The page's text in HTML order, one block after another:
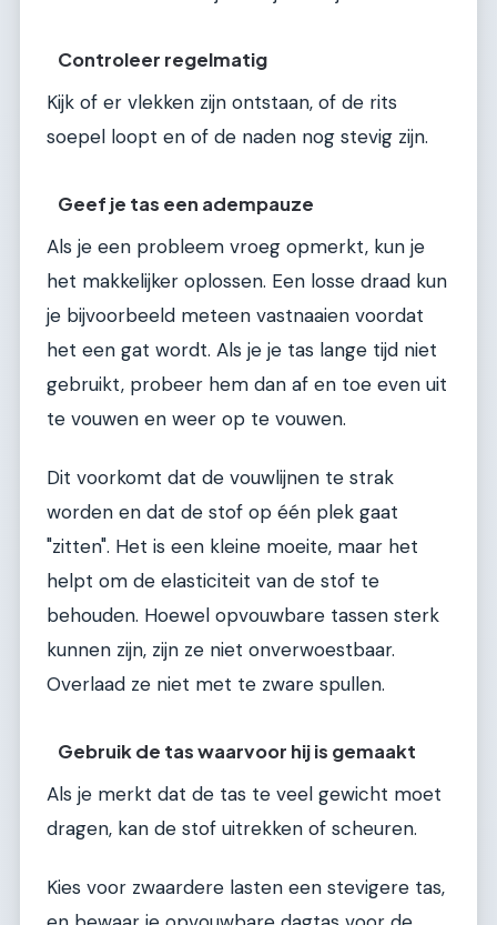
Controleer regelmatig
Kijk of er vlekken zijn ontstaan, of de rits
soepel loopt en of de naden nog stevig zijn.
Geef je tas een adempauze
Als je een probleem vroeg opmerkt, kun je
het makkelijker oplossen. Een losse draad kun
je bijvoorbeeld meteen vastnaaien voordat
het een gat wordt. Als je je tas lange tijd niet
gebruikt, probeer hem dan af en toe even uit
te vouwen en weer op te vouwen.
Dit voorkomt dat de vouwlijnen te strak
worden en dat de stof op één plek gaat
"zitten". Het is een kleine moeite, maar het
helpt om de elasticiteit van de stof te
behouden. Hoewel opvouwbare tassen sterk
kunnen zijn, zijn ze niet onverwoestbaar.
Overlaad ze niet met te zware spullen.
Gebruik de tas waarvoor hij is gemaakt
Als je merkt dat de tas te veel gewicht moet
dragen, kan de stof uitrekken of scheuren.
Kies voor zwaardere lasten een stevigere tas,